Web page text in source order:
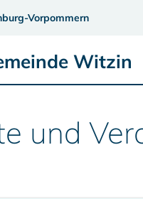
Vorpommern
Witzin
und